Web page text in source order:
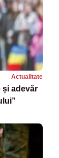
Actualitate
și adevăr